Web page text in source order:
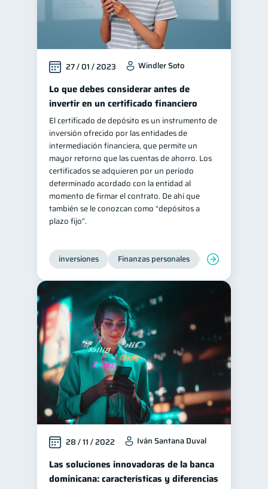
27 / 01 / 2023 Windler Soto
Lo que debes considerar antes de
invertir en un certificado financiero
El certificado de depósito es un instrumento de
inversión ofrecido por las entidades de
intermediación financiera, que permite un
mayor retorno que las cuentas de ahorro. Los
certificados se adquieren por un período
determinado acordado con la entidad al
momento de firmar el contrato. De ahí que
también se le conozcan como “depósitos a
plazo fijo”.
inversiones Finanzas personales Educación
28 / 11 / 2022 Iván Santana Duval
Las soluciones innovadoras de la banca
dominicana: características y diferencias